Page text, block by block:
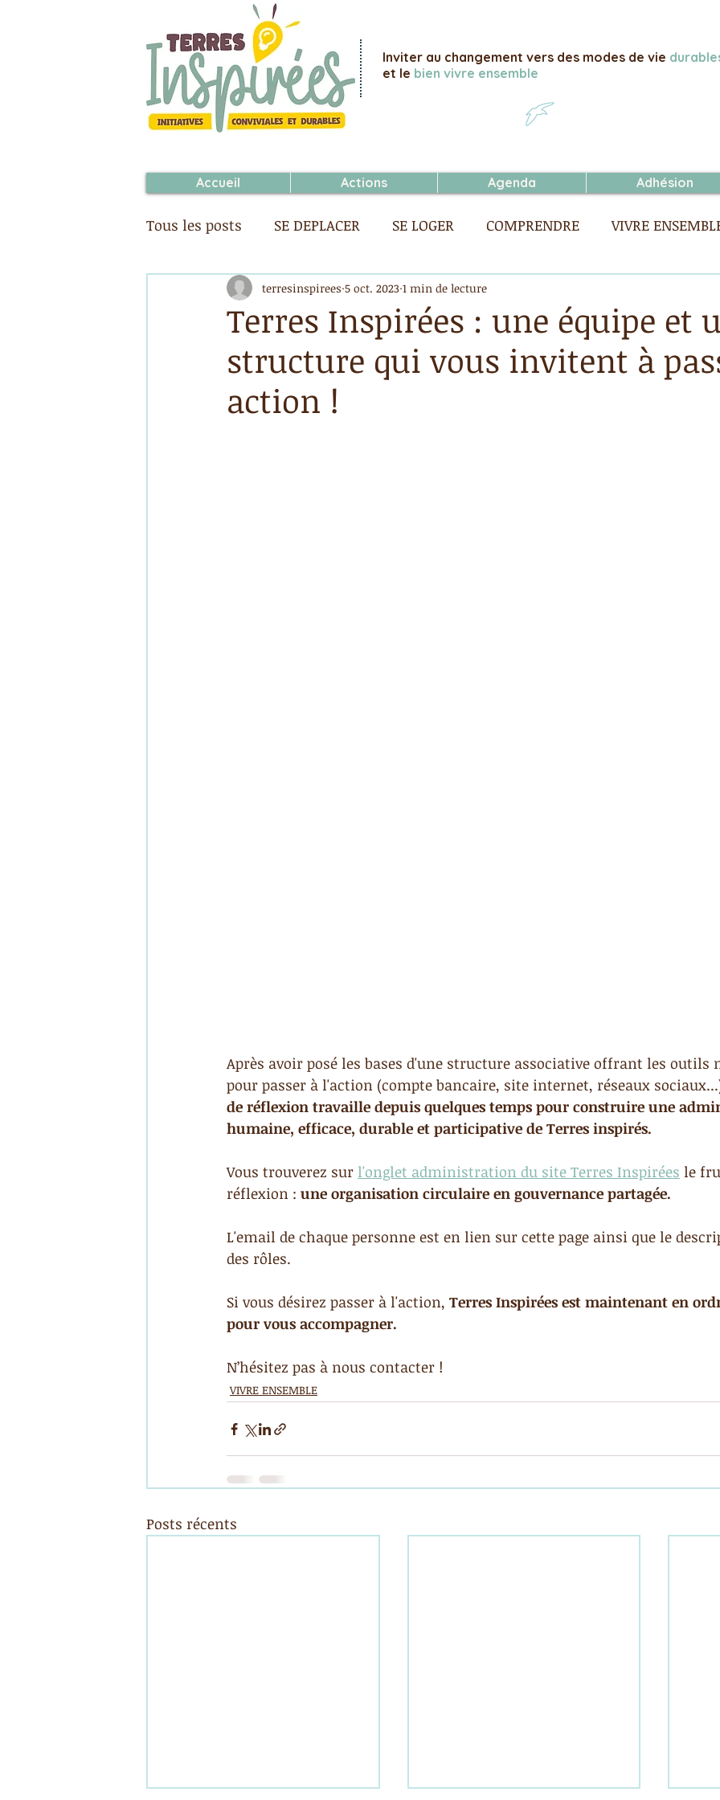
Inviter au changement vers des modes de vie
et le bien vivre ensemble
Accueil Actions Agenda Adhésion
Tous les posts SE DEPLACER SE LOGER COMPRENDRE VIVRE
DECIDER SE CULTIVER SE NOURRIR
Terres Inspirées : une équipe et
structure qui vous invitent à
action !
terresinspirees 5 oct. 2023 1 min de lecture
Après avoir posé les bases d'une structure associative offrant les outils
pour passer à l'action (compte bancaire, site internet, réseaux
de réflexion travaille depuis quelques temps pour construire une
humaine, efficace, durable et participative de Terres inspirés.
Vous trouverez sur l'onglet administration du site Terres Inspirées le
réflexion : une organisation circulaire en gouvernance partagée.
L'email de chaque personne est en lien sur cette page ainsi que le
des rôles.
Si vous désirez passer à l'action, Terres Inspirées est maintenant en
pour vous accompagner.
N’hésitez pas à nous contacter !
VIVRE ENSEMBLE
Posts récents